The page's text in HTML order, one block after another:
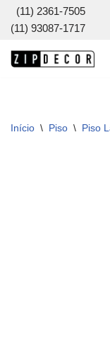
Pular
para
(11) 2361-7505
(11) 93087-1717
Início \ Piso \ Piso